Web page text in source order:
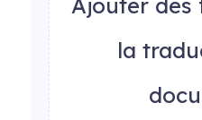
Ajouter des
la